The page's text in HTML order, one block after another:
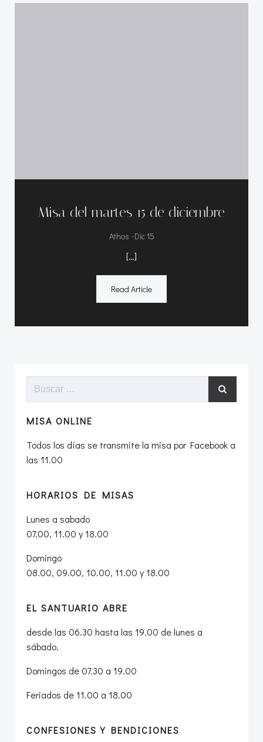
Misa del martes 15 de diciembre
Athos -Dic 15
[…]
Read Article
Buscar:
MISA ONLINE
Todos los días se transmite la misa por Facebook a
las 11.00
HORARIOS DE MISAS
Lunes a sabado
07.00, 11.00 y 18.00
Domingo
08.00, 09.00, 10.00, 11.00 y 18.00
EL SANTUARIO ABRE
desde las 06.30 hasta las 19.00 de lunes a
sábado.
Domingos de 07.30 a 19.00
Feriados de 11.00 a 18.00
CONFESIONES Y BENDICIONES